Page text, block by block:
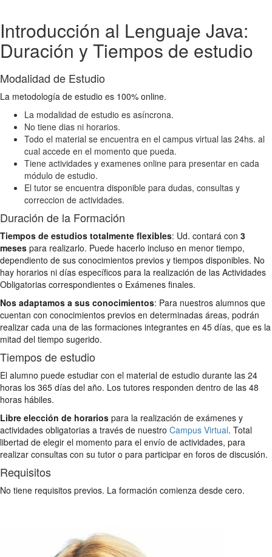
Introducción al Lenguaje Java:
Duración y Tiempos de estudio
Modalidad de Estudio
La metodología de estudio es 100% online.
La modalidad de estudio es asíncrona.
No tiene dias ni horarios.
Todo el material se encuentra en el campus virtual las 24hs. al
cual accede en el momento que pueda.
Tiene actividades y examenes online para presentar en cada
módulo de estudio.
El tutor se encuentra disponible para dudas, consultas y
correccion de actividades.
Duración de la Formación
Tiempos de estudios totalmente flexibles: Ud. contará con 3
meses para realizarlo. Puede hacerlo incluso en menor tiempo,
dependiento de sus conocimientos previos y tiempos disponibles. No
hay horarios ni días específicos para la realización de las Actividades
Obligatorias correspondientes o Exámenes finales.
Nos adaptamos a sus conocimientos: Para nuestros alumnos que
cuentan con conocimientos previos en determinadas áreas, podrán
realizar cada una de las formaciones integrantes en 45 días, que es la
mitad del tiempo sugerido.
Tiempos de estudio
El alumno puede estudiar con el material de estudio durante las 24
horas los 365 días del año. Los tutores responden dentro de las 48
horas hábiles.
Libre elección de horarios para la realización de exámenes y
actividades obligatorias a través de nuestro Campus Virtual. Total
libertad de elegir el momento para el envío de actividades, para
realizar consultas con su tutor o para participar en foros de discusión.
Requisitos
No tiene requisitos previos. La formación comienza desde cero.